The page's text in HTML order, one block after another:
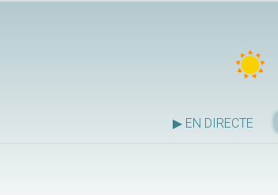
▶ EN DIRECTE